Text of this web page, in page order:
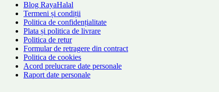
Blog RayaHalal
Termeni și condiții
Politica de confidențialitate
Plata și politica de livrare
Politica de retur
Formular de retragere din contract
Politica de cookies
Acord prelucrare date personale
Raport date personale